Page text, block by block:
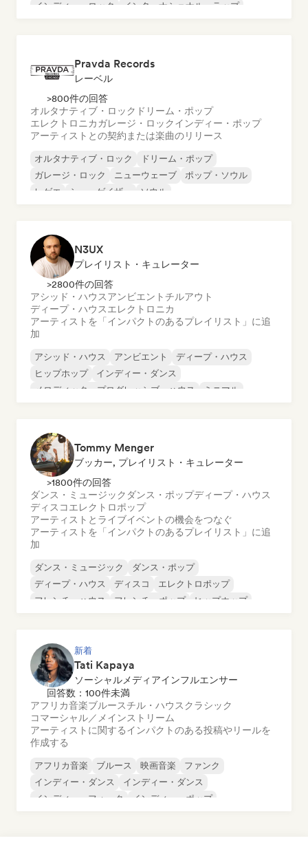
インディー・ロック
インターナショナル・ラップ
Pravda Records
レーベル
>800件の回答
オルタナティブ・ロック ドリーム・ポップ
エレクトロニカガレージ・ロックインディー・ポップ
アーティストとの契約または楽曲のリリース
オルタナティブ・ロック
ドリーム・ポップ
ガレージ・ロック
ニューウェーブ
ポップ・ソウル
レゲエ
シューゲイザー ソウル
N3UX
プレイリスト・キュレーター
>2800件の回答
アシッド・ハウスアンビエント チルアウト
ディープ・ハウスエレクトロニカ
アーティストを「インパクトのあるプレイリスト」に追
加
アシッド・ハウス アンビエント
ディープ・ハウス
ヒップホップ
インディー・ダンス
メロディック・プログレッシブ・ハウス
ミニマル
Tommy Menger
ブッカー, プレイリスト・キュレーター
>1800件の回答
ダンス・ミュージック ダンス・ポップディープ・ハウス
ディスコエレクトロポップ
アーティストとライブイベントの機会をつなぐ
アーティストを「インパクトのあるプレイリスト」に追
加
ダンス・ミュージック
ダンス・ポップ
ディープ・ハウス
ディスコ
エレクトロポップ
フレンチ・ハウス
フレンチ・ポップ ヒップホップ
新着
Tati Kapaya
ソーシャルメディアインフルエンサー
回答数：100件未満
アフリカ音楽ブルースチル・ハウスクラシック
コマーシャル／メインストリーム
アーティストに関するインパクトのある投稿やリールを
作成する
アフリカ音楽 ブルース 映画音楽
ファンク
インディー・ダンス
インディー・ダンス
インディー・フォーク
インディー・ポップ